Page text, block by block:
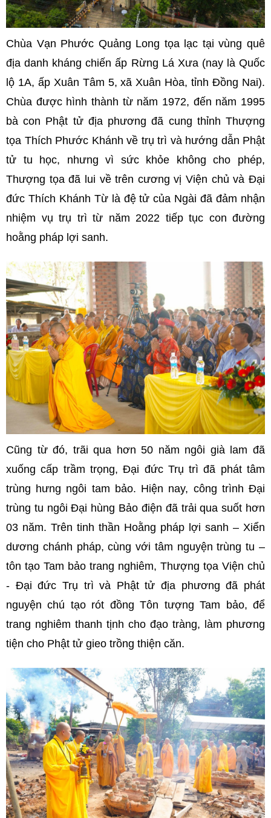
Chùa Vạn Phước Quảng Long tọa lạc tại vùng quê
địa danh kháng chiến ấp Rừng Lá Xưa (nay là Quốc
lộ 1A, ấp Xuân Tâm 5, xã Xuân Hòa, tỉnh Đồng Nai).
Chùa được hình thành từ năm 1972, đến năm 1995
bà con Phật tử địa phương đã cung thỉnh Thượng
tọa Thích Phước Khánh về trụ trì và hướng dẫn Phật
tử tu học, nhưng vì sức khỏe không cho phép,
Thượng tọa đã lui về trên cương vị Viện chủ và Đại
đức Thích Khánh Từ là đệ tử của Ngài đã đảm nhận
nhiệm vụ trụ trì từ năm 2022 tiếp tục con đường
hoằng pháp lợi sanh.
Cũng từ đó, trãi qua hơn 50 năm ngôi già lam đã
xuống cấp trầm trọng, Đại đức Trụ trì đã phát tâm
trùng hưng ngôi tam bảo. Hiện nay, công trình Đại
trùng tu ngôi Đại hùng Bảo điện đã trải qua suốt hơn
03 năm. Trên tinh thần Hoằng pháp lợi sanh – Xiển
dương chánh pháp, cùng với tâm nguyện trùng tu –
tôn tạo Tam bảo trang nghiêm, Thượng tọa Viện chủ
- Đại đức Trụ trì và Phật tử địa phương đã phát
nguyện chú tạo rót đồng Tôn tượng Tam bảo, để
trang nghiêm thanh tịnh cho đạo tràng, làm phương
tiện cho Phật tử gieo trồng thiện căn.